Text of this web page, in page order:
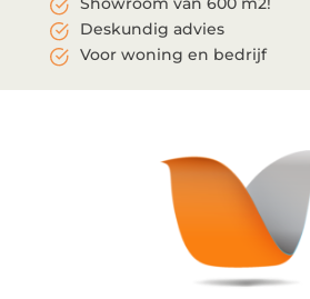
Deskundig advies
Voor woning en bedrijf